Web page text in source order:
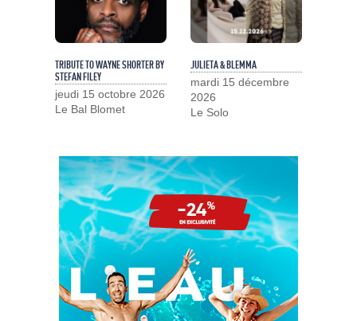
TRIBUTE TO WAYNE SHORTER BY
STEFAN FILEY
jeudi 15 octobre 2026
Le Bal Blomet
JULIETA & BLEMMA
mardi 15 décembre
2026
Le Solo